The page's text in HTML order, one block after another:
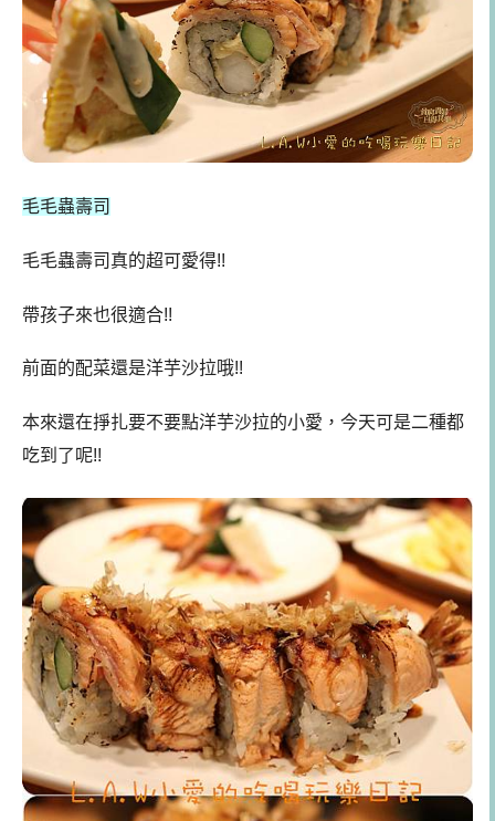
毛毛蟲壽司
毛毛蟲壽司真的超可愛得!!
帶孩子來也很適合!!
前面的配菜還是洋芋沙拉哦!!
本來還在掙扎要不要點洋芋沙拉的小愛，今天可是二種都
吃到了呢!!